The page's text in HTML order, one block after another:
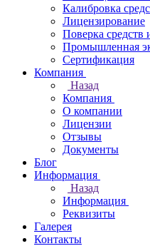
Калибровка
Лицензирование
Поверка средств
Промышленная
Сертификация
Компания
Назад
Компания
О компании
Лицензии
Отзывы
Документы
Блог
Информация
Назад
Информация
Реквизиты
Галерея
Контакты